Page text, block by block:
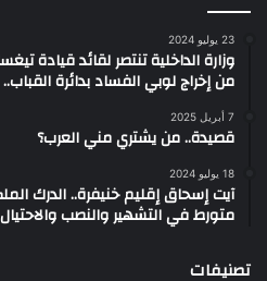
23 يوليو 2024
وزارة الداخلية تنتصر لقائد قيادة
من إخراج لوبي الفساد بدائرة القباب..
7 أبريل 2025
قصيدة.. من يشتري مني العرب؟
18 يوليو 2024
آيت إسحاق إقليم خنيفرة.. الدرك
متورط في التشهير والنصب والاحتيال
تصنيفات